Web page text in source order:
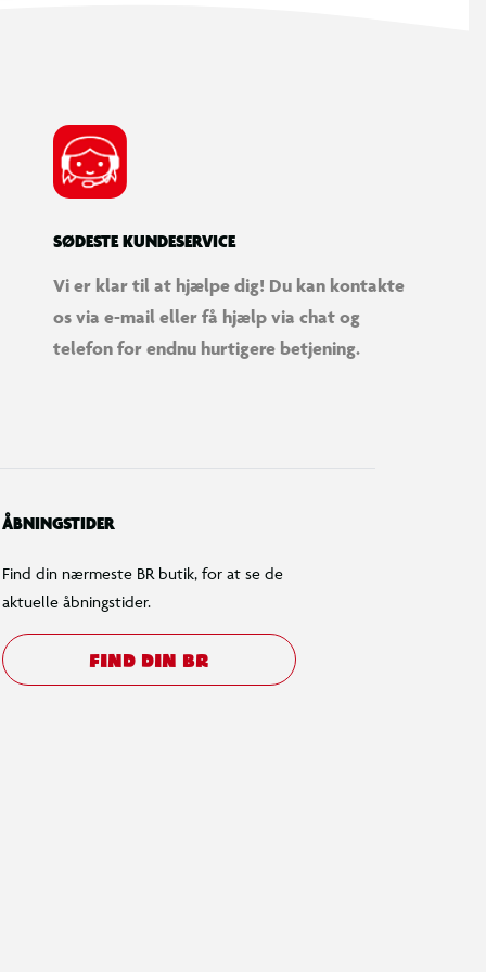
SØDESTE KUNDESERVICE
Vi er klar til at hjælpe dig! Du kan kontakte
os via e-mail eller få hjælp via chat og
telefon for endnu hurtigere betjening.
ÅBNINGSTIDER
Find din nærmeste BR butik, for at se de
aktuelle åbningstider.
FIND DIN BR